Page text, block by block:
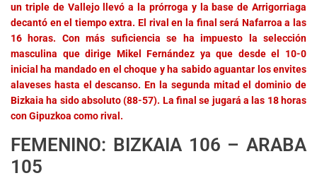
un triple de Vallejo llevó a la prórroga y la base de Arrigorriaga
decantó en el tiempo extra. El rival en la final será Nafarroa a las
16 horas. Con más suficiencia se ha impuesto la selección
masculina que dirige Mikel Fernández ya que desde el 10-0
inicial ha mandado en el choque y ha sabido aguantar los envites
alaveses hasta el descanso. En la segunda mitad el dominio de
Bizkaia ha sido absoluto (88-57). La final se jugará a las 18 horas
con Gipuzkoa como rival.
FEMENINO: BIZKAIA 106 – ARABA
105